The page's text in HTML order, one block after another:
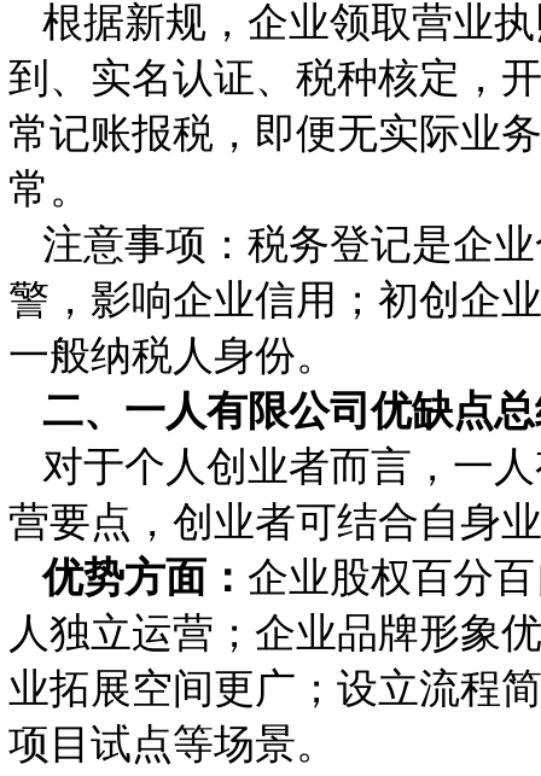
根据新规，企业领取营业
到、实名认证、税种核定，
常记账报税，即便无实际业
常。
注意事项：税务登记是企
警，影响企业信用；初创企
一般纳税人身份。
二、一人有限公司优缺点
对于个人创业者而言，一
营要点，创业者可结合自身
优势方面： 企业股权百分
人独立运营；企业品牌形象
业拓展空间更广；设立流程
项目试点等场景。